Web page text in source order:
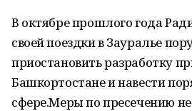
В октябре прошлого года
своей поездки в Зауралье
приостановить разработку
Башкортостане и навести
сфере.Меры по пресечению